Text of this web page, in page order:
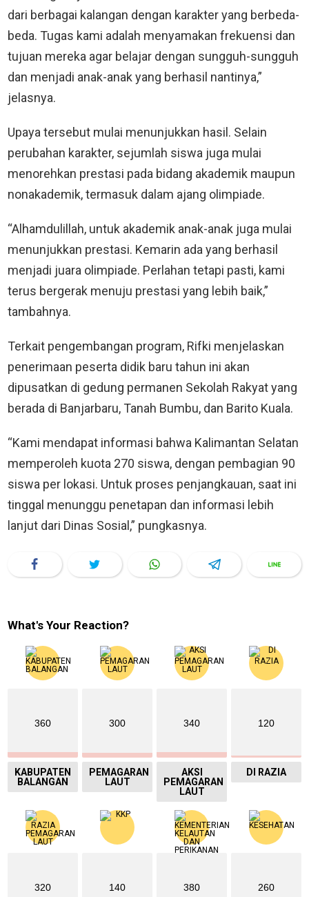
dari berbagai kalangan dengan karakter yang berbeda-
beda. Tugas kami adalah menyamakan frekuensi dan
tujuan mereka agar belajar dengan sungguh-sungguh
dan menjadi anak-anak yang berhasil nantinya,”
jelasnya.
Upaya tersebut mulai menunjukkan hasil. Selain
perubahan karakter, sejumlah siswa juga mulai
menorehkan prestasi pada bidang akademik maupun
nonakademik, termasuk dalam ajang olimpiade.
“Alhamdulillah, untuk akademik anak-anak juga mulai
menunjukkan prestasi. Kemarin ada yang berhasil
menjadi juara olimpiade. Perlahan tetapi pasti, kami
terus bergerak menuju prestasi yang lebih baik,”
tambahnya.
Terkait pengembangan program, Rifki menjelaskan
penerimaan peserta didik baru tahun ini akan
dipusatkan di gedung permanen Sekolah Rakyat yang
berada di Banjarbaru, Tanah Bumbu, dan Barito Kuala.
“Kami mendapat informasi bahwa Kalimantan Selatan
memperoleh kuota 270 siswa, dengan pembagian 90
siswa per lokasi. Untuk proses penjangkauan, saat ini
tinggal menunggu penetapan dan informasi lebih
lanjut dari Dinas Sosial,” pungkasnya.
What's Your Reaction?
360
KABUPATEN
BALANGAN
300
PEMAGARAN
LAUT
340
AKSI
PEMAGARAN
LAUT
120
DI RAZIA
320 140 380 260